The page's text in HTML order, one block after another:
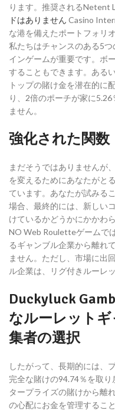
ります。推奨されるNetent
ドはありません Casino
な港を備えたポートフォリ
私たちはチャンスのある5
インゲームが重要です。ボ
することもできます。ある
トップの賭け金を潜在的に
り、2倍のポーチが家に
ません。
強化された関数
まだそうではありませんが
を変えるためにあなたがと
ています。あなたが試みる
場合、最終的には、新しい
けているかどうかにかかわ
NO Web Rouletteゲームで
るギャンブル企業から離れ
ません。ただし、市場に出
ル企業は、リグ付きルーレ
Duckyluck
なルーレット
集者の選択
したがって、長期的には、
完全な賭けの94.74％を取
タープライズの賭けから離
の心配にお金を管理するこ